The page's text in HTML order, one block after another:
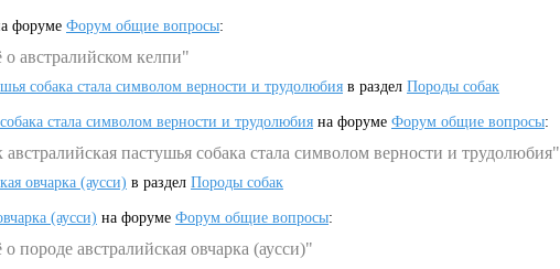
форуме Форум общие вопросы:
австралийском келпи"
собака стала символом верности и трудолюбия в раздел Породы собак
стала символом верности и трудолюбия на форуме Форум общие вопросы:
пастушья собака стала символом верности и трудолюбия"
овчарка (аусси) в раздел Породы собак
(аусси) на форуме Форум общие вопросы:
австралийская овчарка (аусси)"